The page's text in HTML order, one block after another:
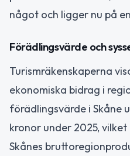
något och ligger nu på
Förädlingsvärde och
Turismräkenskaperna
ekonomiska bidrag i
förädlingsvärde i Skåne
kronor under 2025,
Skånes